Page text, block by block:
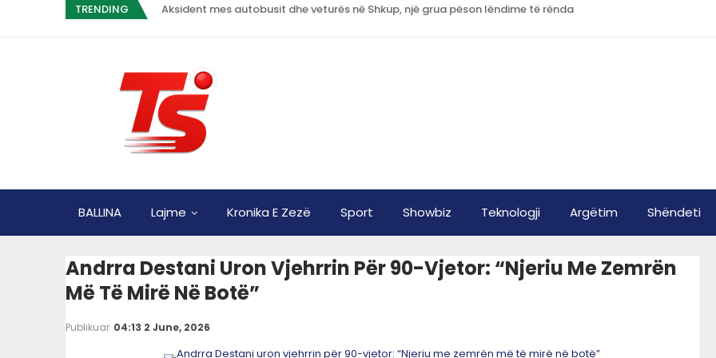
TRENDING Aksident mes autobusit dhe veturës në Shkup, një grua pëson lëndime të rënda
BALLINA Lajme Kronika E Zezë Sport Showbiz Teknologji Argëtim Shëndeti
Andrra Destani Uron Vjehrrin Për 90-Vjetor: “Njeriu Me Zemrën
Më Të Mirë Në Botë”
Publikuar 04:13 2 June, 2026